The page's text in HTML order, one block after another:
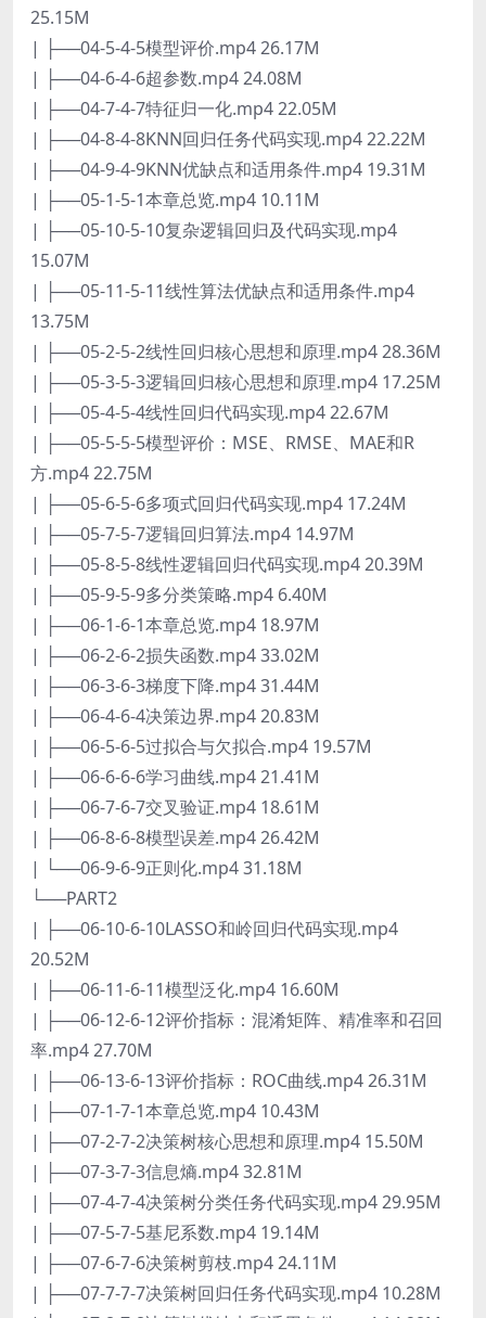
25.15M
| ├──04-5-4-5模型评价.mp4 26.17M
| ├──04-6-4-6超参数.mp4 24.08M
| ├──04-7-4-7特征归一化.mp4 22.05M
| ├──04-8-4-8KNN回归任务代码实现.mp4 22.22M
| ├──04-9-4-9KNN优缺点和适用条件.mp4 19.31M
| ├──05-1-5-1本章总览.mp4 10.11M
| ├──05-10-5-10复杂逻辑回归及代码实现.mp4
15.07M
| ├──05-11-5-11线性算法优缺点和适用条件.mp4
13.75M
| ├──05-2-5-2线性回归核心思想和原理.mp4 28.36M
| ├──05-3-5-3逻辑回归核心思想和原理.mp4 17.25M
| ├──05-4-5-4线性回归代码实现.mp4 22.67M
| ├──05-5-5-5模型评价：MSE、RMSE、MAE和R
方.mp4 22.75M
| ├──05-6-5-6多项式回归代码实现.mp4 17.24M
| ├──05-7-5-7逻辑回归算法.mp4 14.97M
| ├──05-8-5-8线性逻辑回归代码实现.mp4 20.39M
| ├──05-9-5-9多分类策略.mp4 6.40M
| ├──06-1-6-1本章总览.mp4 18.97M
| ├──06-2-6-2损失函数.mp4 33.02M
| ├──06-3-6-3梯度下降.mp4 31.44M
| ├──06-4-6-4决策边界.mp4 20.83M
| ├──06-5-6-5过拟合与欠拟合.mp4 19.57M
| ├──06-6-6-6学习曲线.mp4 21.41M
| ├──06-7-6-7交叉验证.mp4 18.61M
| ├──06-8-6-8模型误差.mp4 26.42M
| └──06-9-6-9正则化.mp4 31.18M
└──PART2
| ├──06-10-6-10LASSO和岭回归代码实现.mp4
20.52M
| ├──06-11-6-11模型泛化.mp4 16.60M
| ├──06-12-6-12评价指标：混淆矩阵、精准率和召回
率.mp4 27.70M
| ├──06-13-6-13评价指标：ROC曲线.mp4 26.31M
| ├──07-1-7-1本章总览.mp4 10.43M
| ├──07-2-7-2决策树核心思想和原理.mp4 15.50M
| ├──07-3-7-3信息熵.mp4 32.81M
| ├──07-4-7-4决策树分类任务代码实现.mp4 29.95M
| ├──07-5-7-5基尼系数.mp4 19.14M
| ├──07-6-7-6决策树剪枝.mp4 24.11M
| ├──07-7-7-7决策树回归任务代码实现.mp4 10.28M